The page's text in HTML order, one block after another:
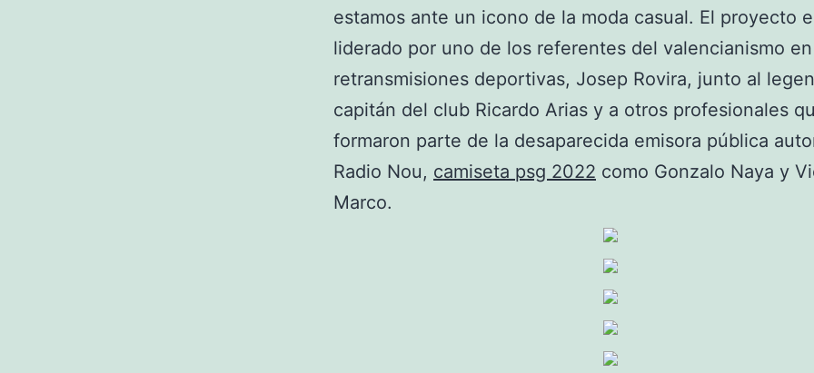
estamos ante un icono de la moda casual. El proyecto
liderado por uno de los referentes del valencianismo
retransmisiones deportivas, Josep Rovira, junto al
capitán del club Ricardo Arias y a otros profesionales
formaron parte de la desaparecida emisora pública
Radio Nou, camiseta psg 2022 como Gonzalo Naya y
Marco.